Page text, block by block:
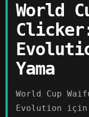
World
Yama
World Cup
Evolution için